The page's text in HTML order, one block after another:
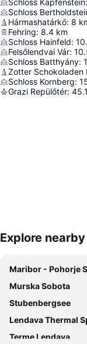
Schloss Kapfenstein:
Schloss
Hármashatárkő: 8
Fehring: 8.4 km
Schloss Hainfeld:
Felsőlendvai Vár:
Schloss Batthyány:
Zotter Schokoladen
Schloss Kornberg:
Grazi Repülőtér: 45.1
Nagy méretű
Explore
Maribor - Pohorje
Murska Sobota
Stubenbergsee
Lendava Thermal
Terme Lendava